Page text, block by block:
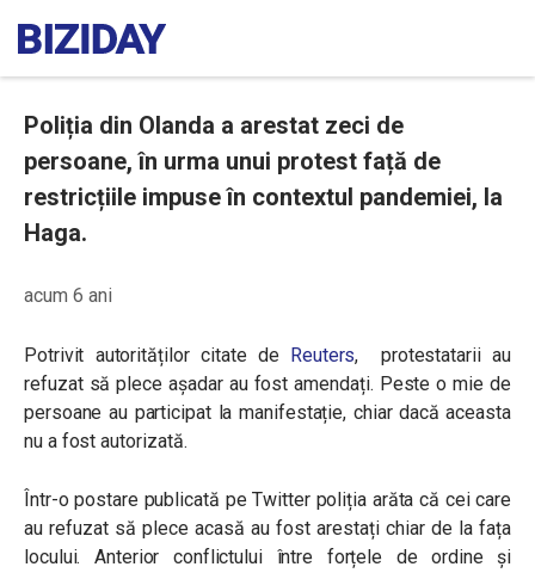
Poliția din Olanda a arestat zeci de
persoane, în urma unui protest față de
restricțiile impuse în contextul pandemiei, la
Haga.
acum 6 ani
Potrivit autorităților citate de Reuters, protestatarii au
refuzat să plece așadar au fost amendați. Peste o mie de
persoane au participat la manifestație, chiar dacă aceasta
nu a fost autorizată.
Într-o postare publicată pe Twitter poliția arăta că cei care
au refuzat să plece acasă au fost arestați chiar de la fața
locului. Anterior conflictului între forțele de ordine și